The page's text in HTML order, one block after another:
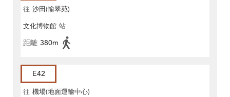
往 沙田(愉翠苑)
文化博物館 站
距離 380m
E42
往 機場(地面運輸中心)